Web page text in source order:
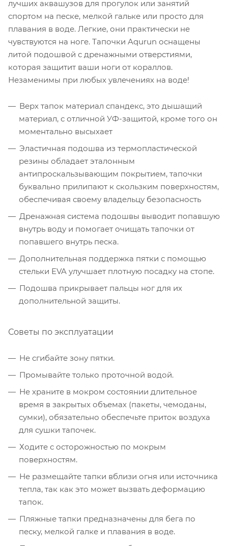
лучших аквашузов для прогулок или занятий
спортом на песке, мелкой гальке или просто для
плавания в воде. Легкие, они практически не
чувствуются на ноге. Тапочки Aqurun оснащены
литой подошвой с дренажными отверстиями,
которая защитит ваши ноги от кораллов.
Незаменимы при любых увлечениях на воде!
Верх тапок материал спандекс, это дышащий
материал, с отличной УФ-защитой, кроме того он
моментально высыхает
Эластичная подошва из термопластической
резины обладает эталонным
антипроскальзывающим покрытием, тапочки
буквально прилипают к скользким поверхностям,
обеспечивая своему владельцу безопасность
Дренажная система подошвы выводит попавшую
внутрь воду и помогает очищать тапочки от
попавшего внутрь песка.
Дополнительная поддержка пятки с помощью
стельки EVA улучшает плотную посадку на стопе.
Подошва прикрывает пальцы ног для их
дополнительной защиты.
Советы по эксплуатации
Не сгибайте зону пятки.
Промывайте только проточной водой.
Не храните в мокром состоянии длительное
время в закрытых объемах (пакеты, чемоданы,
сумки), обязательно обеспечьте приток воздуха
для сушки тапочек.
Ходите с осторожностью по мокрым
поверхностям.
Не размещайте тапки вблизи огня или источника
тепла, так как это может вызвать деформацию
тапок.
Пляжные тапки предназначены для бега по
песку, мелкой галке и плавания в воде.